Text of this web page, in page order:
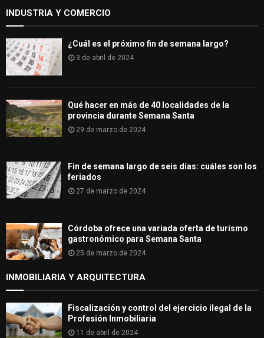
INDUSTRIA Y COMERCIO
¿Cuál es el próximo fin de semana largo?
3 de abril de 2024
Qué hacer en más de 40 localidades de la
provincia durante Semana Santa
29 de marzo de 2024
Fin de semana largo de seis días: cuáles son los
feriados
27 de marzo de 2024
Córdoba ofrece una variada oferta de turismo
gastronómico para Semana Santa
25 de marzo de 2024
INMOBILIARIA Y ARQUITECTURA
Fiscalización y control del ejercicio ilegal de la
Profesión Inmobiliaria
11 de abril de 2024